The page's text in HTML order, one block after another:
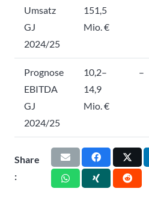
Umsatz
GJ
2024/25
151,5
Mio. €
Prognose
EBITDA
GJ
2024/25
10,2–
14,9
Mio. €
–
Share
: